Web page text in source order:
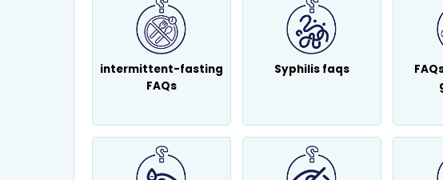
intermittent-fasting
FAQs
Syphilis faqs